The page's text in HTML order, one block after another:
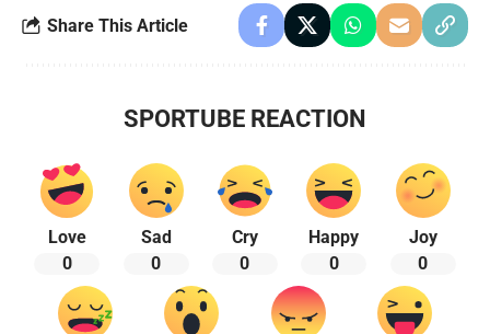
Share This Article
SPORTUBE REACTION
Love
0
Sad
0
Cry
0
Happy
0
Joy
0